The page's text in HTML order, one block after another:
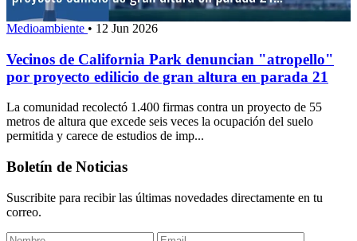
Medioambiente • 12 Jun 2026
Vecinos de California Park denuncian "atropello"
por proyecto edilicio de gran altura en parada 21
La comunidad recolectó 1.400 firmas contra un proyecto de 55
metros de altura que excede seis veces la ocupación del suelo
permitida y carece de estudios de imp...
Boletín de Noticias
Suscribite para recibir las últimas novedades directamente en tu
correo.